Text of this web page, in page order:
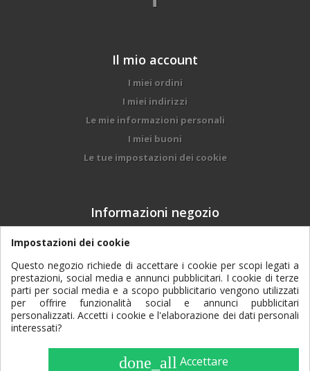
Il mio account
I miei ordini
I miei indirizzi
Le mie informazioni personali
I miei buoni
Le tue impostazioni dei cookie
Informazioni negozio
DALMONEGO BRUNO & FIGLI srl, Via Trento, 97
- 38017 - Mezzolombardo (TN)
Contattaci subito:0461 601084
Email:dalmonego@agtp.it
Impostazioni dei cookie
Questo negozio richiede di accettare i cookie per scopi legati a
prestazioni, social media e annunci pubblicitari. I cookie di terze
parti per social media e a scopo pubblicitario vengono utilizzati
per offrire funzionalità social e annunci pubblicitari
personalizzati. Accetti i cookie e l'elaborazione dei dati personali
interessati?
done_all Accettare